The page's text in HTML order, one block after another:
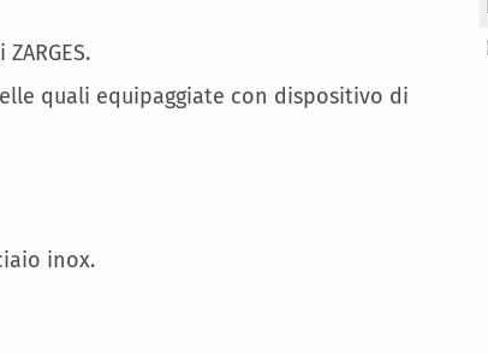
quali equipaggiate con dispositivo di
inox.